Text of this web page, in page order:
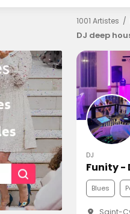
1001 Artistes
DJ deep
DJ
Funity -
Blues
Saint-